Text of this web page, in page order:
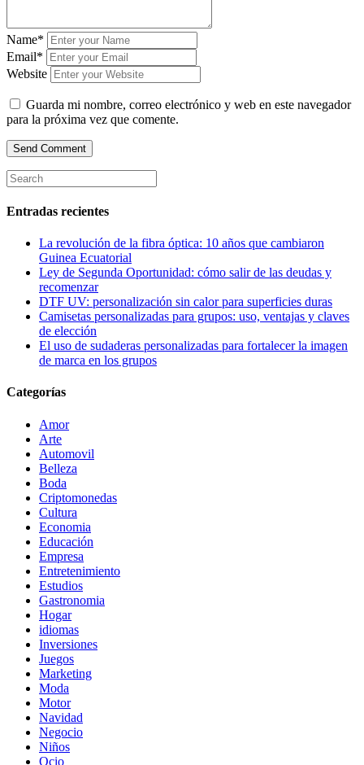
Name*
Email*
Website
Guarda mi nombre, correo electrónico y web en este navegador
para la próxima vez que comente.
Entradas recientes
La revolución de la fibra óptica: 10 años que cambiaron
Guinea Ecuatorial
Ley de Segunda Oportunidad: cómo salir de las deudas y
recomenzar
DTF UV: personalización sin calor para superficies duras
Camisetas personalizadas para grupos: uso, ventajas y claves
de elección
El uso de sudaderas personalizadas para fortalecer la imagen
de marca en los grupos
Categorías
Amor
Arte
Automovil
Belleza
Boda
Criptomonedas
Cultura
Economia
Educación
Empresa
Entretenimiento
Estudios
Gastronomia
Hogar
idiomas
Inversiones
Juegos
Marketing
Moda
Motor
Navidad
Negocio
Niños
Ocio